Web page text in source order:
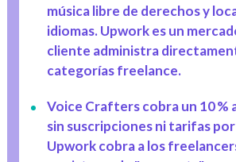
música libre de derechos y
idiomas. Upwork es un
cliente administra
categorías freelance.
Voice Crafters cobra un 10 %
sin suscripciones ni tarifas
Upwork cobra a los